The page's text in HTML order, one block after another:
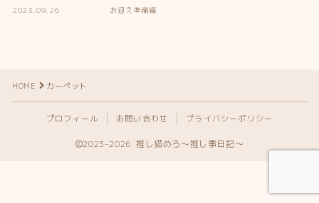
2023.09.26 お迎え準備編
HOME カーペット
プロフィール お問い合わせ プライバシーポリシー
2023–2026 推し猫めろ〜推し事日記〜